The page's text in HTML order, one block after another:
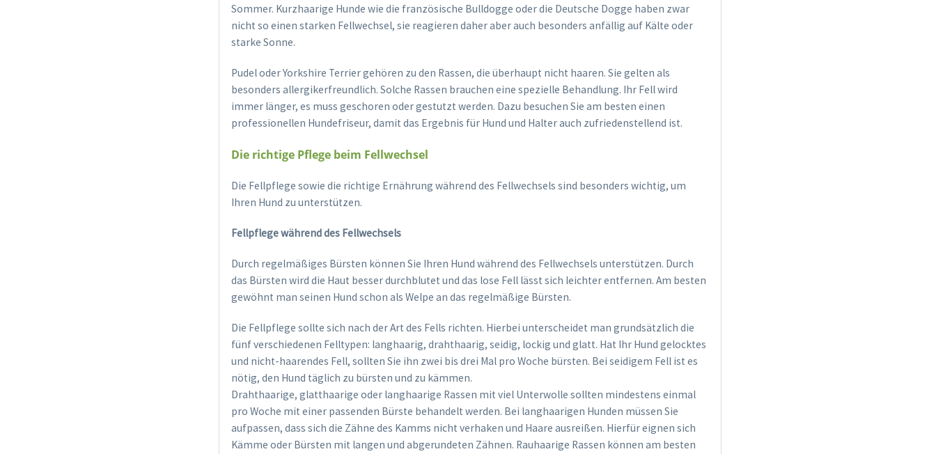
Sommer. Kurzhaarige Hunde wie die französische Bulldogge oder die Deutsche Dogge haben zwar
nicht so einen starken Fellwechsel, sie reagieren daher aber auch besonders anfällig auf Kälte oder
starke Sonne.
Pudel oder Yorkshire Terrier gehören zu den Rassen, die überhaupt nicht haaren. Sie gelten als
besonders allergikerfreundlich. Solche Rassen brauchen eine spezielle Behandlung. Ihr Fell wird
immer länger, es muss geschoren oder gestutzt werden. Dazu besuchen Sie am besten einen
professionellen Hundefriseur, damit das Ergebnis für Hund und Halter auch zufriedenstellend ist.
Die richtige Pflege beim Fellwechsel
Die Fellpflege sowie die richtige Ernährung während des Fellwechsels sind besonders wichtig, um
Ihren Hund zu unterstützen.
Fellpflege während des Fellwechsels
Durch regelmäßiges Bürsten können Sie Ihren Hund während des Fellwechsels unterstützen. Durch
das Bürsten wird die Haut besser durchblutet und das lose Fell lässt sich leichter entfernen. Am besten
gewöhnt man seinen Hund schon als Welpe an das regelmäßige Bürsten.
Die Fellpflege sollte sich nach der Art des Fells richten. Hierbei unterscheidet man grundsätzlich die
fünf verschiedenen Felltypen: langhaarig, drahthaarig, seidig, lockig und glatt. Hat Ihr Hund gelocktes
und nicht-haarendes Fell, sollten Sie ihn zwei bis drei Mal pro Woche bürsten. Bei seidigem Fell ist es
nötig, den Hund täglich zu bürsten und zu kämmen.
Drahthaarige, glatthaarige oder langhaarige Rassen mit viel Unterwolle sollten mindestens einmal
pro Woche mit einer passenden Bürste behandelt werden. Bei langhaarigen Hunden müssen Sie
aufpassen, dass sich die Zähne des Kamms nicht verhaken und Haare ausreißen. Hierfür eignen sich
Kämme oder Bürsten mit langen und abgerundeten Zähnen. Rauhaarige Rassen können am besten